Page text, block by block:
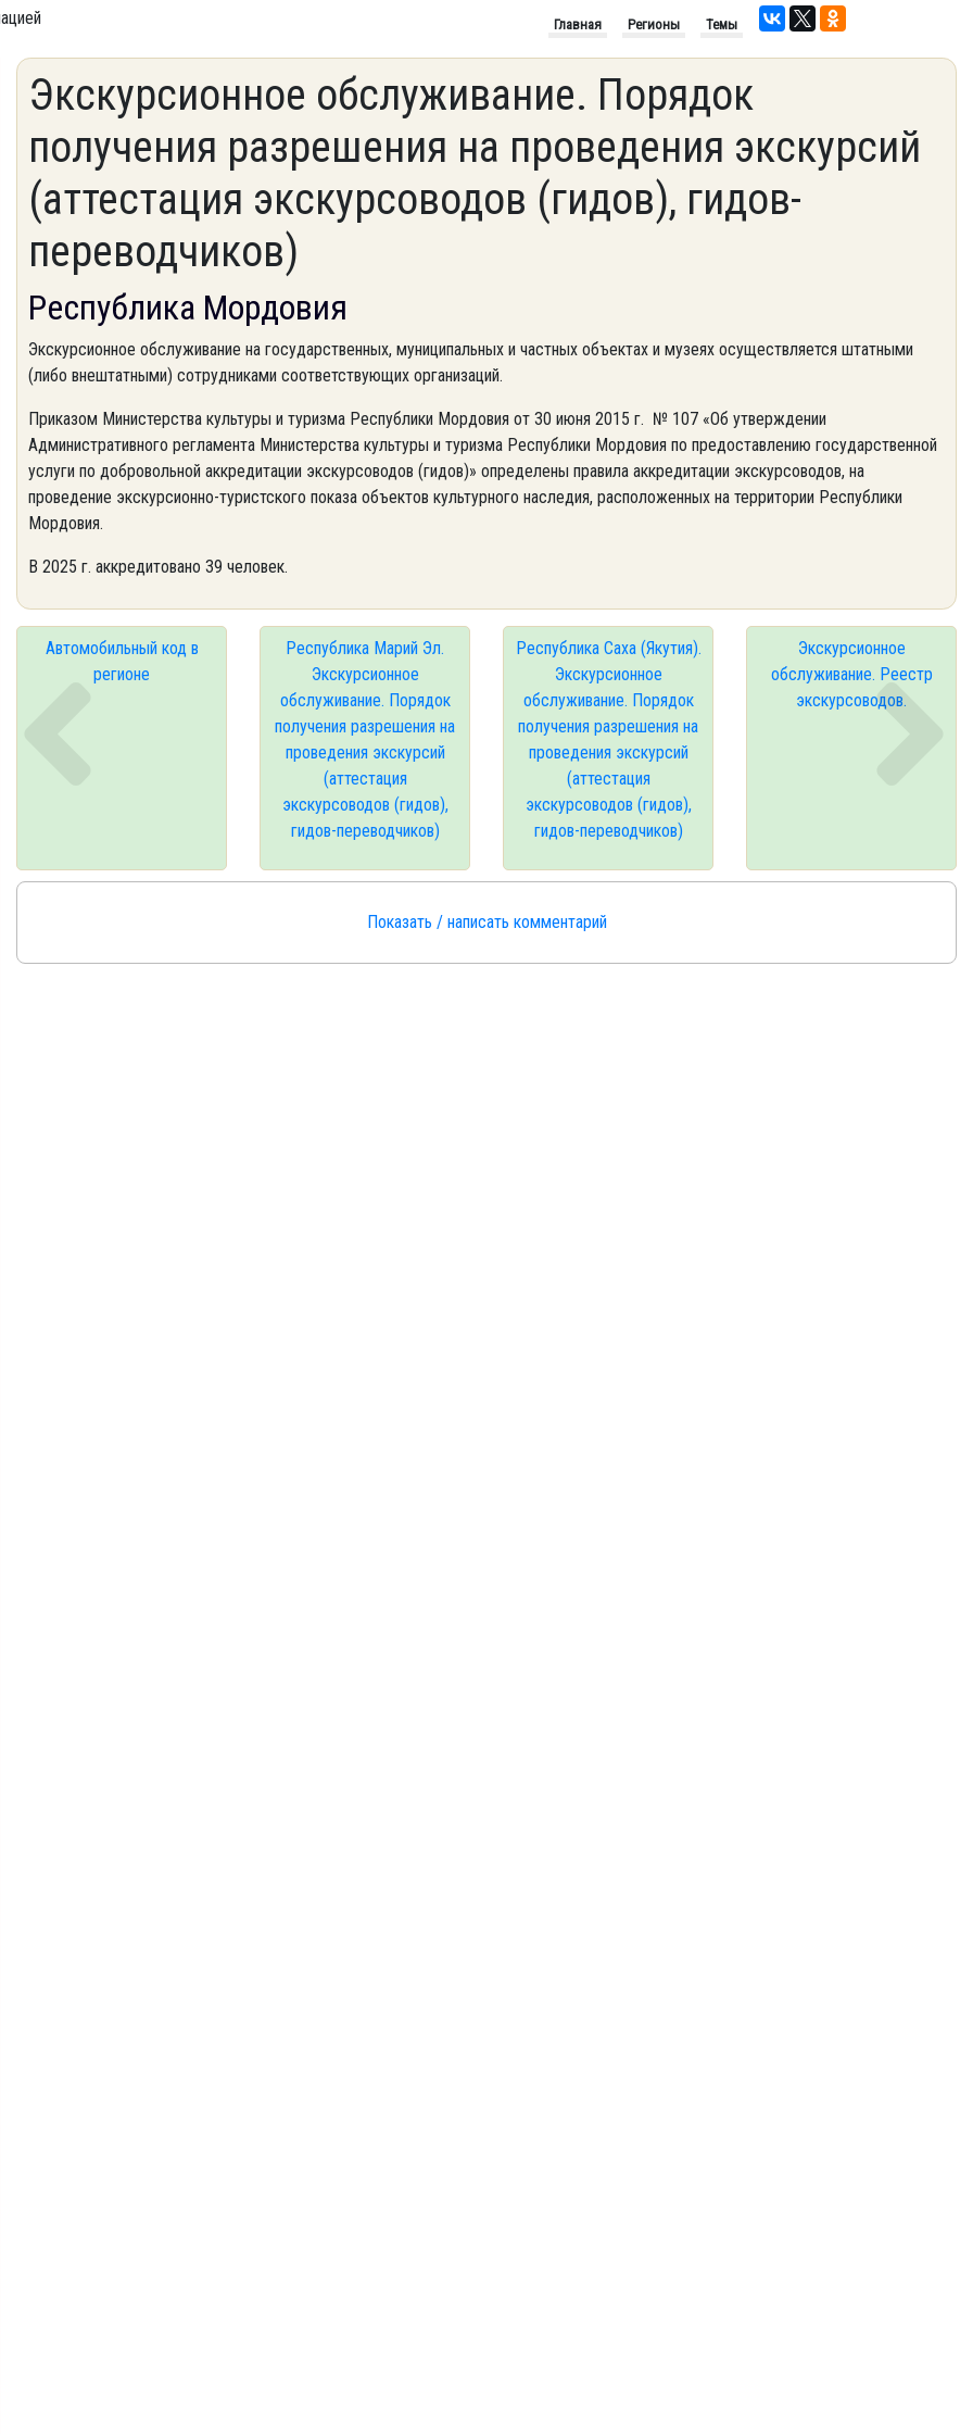
Главная Регионы Темы
Экскурсионное обслуживание. Порядок
получения разрешения на проведения экскурсий
(аттестация экскурсоводов (гидов), гидов-
переводчиков)
Республика Мордовия
Экскурсионное обслуживание на государственных, муниципальных и частных объектах и музеях осуществляется штатными
(либо внештатными) сотрудниками соответствующих организаций.
Приказом Министерства культуры и туризма Республики Мордовия от 30 июня 2015 г. № 107 «Об утверждении
Административного регламента Министерства культуры и туризма Республики Мордовия по предоставлению государственной
услуги по добровольной аккредитации экскурсоводов (гидов)» определены правила аккредитации экскурсоводов, на
проведение экскурсионно-туристского показа объектов культурного наследия, расположенных на территории Республики
Мордовия.
В 2025 г. аккредитовано 39 человек.
Автомобильный код в
регионе
Республика Марий Эл.
Экскурсионное
обслуживание. Порядок
получения разрешения на
проведения экскурсий
(аттестация
экскурсоводов (гидов),
гидов-переводчиков)
Республика Саха (Якутия).
Экскурсионное
обслуживание. Порядок
получения разрешения на
проведения экскурсий
(аттестация
экскурсоводов (гидов),
гидов-переводчиков)
Экскурсионное
обслуживание. Реестр
экскурсоводов.
Показать / написать комментарий